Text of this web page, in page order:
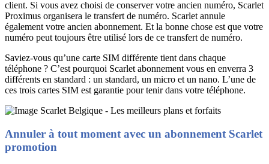
client. Si vous avez choisi de conserver votre ancien numéro, Scarlet
Proximus organisera le transfert de numéro. Scarlet annule
également votre ancien abonnement. Et la bonne chose est que votre
numéro peut toujours être utilisé lors de ce transfert de numéro.
Saviez-vous qu’une carte SIM différente tient dans chaque
téléphone ? C’est pourquoi Scarlet abonnement vous en enverra 3
différents en standard : un standard, un micro et un nano. L’une de
ces trois cartes SIM est garantie pour tenir dans votre téléphone.
Annuler à tout moment avec un abonnement Scarlet
promotion